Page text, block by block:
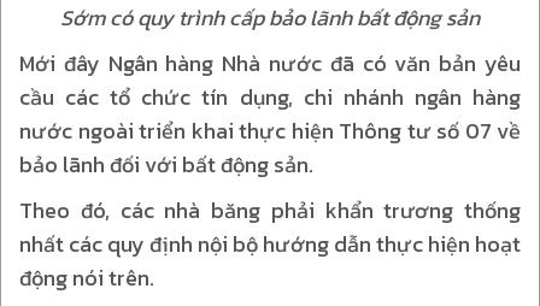
Sớm có quy trình cấp bảo lãnh bất động sản
Mới đây Ngân hàng Nhà nước đã có văn bản yêu
cầu các tổ chức tín dụng, chi nhánh ngân hàng
nước ngoài triển khai thực hiện Thông tư số 07 về
bảo lãnh đối với bất động sản.
Theo đó, các nhà băng phải khẩn trương thống
nhất các quy định nội bộ hướng dẫn thực hiện hoạt
động nói trên.